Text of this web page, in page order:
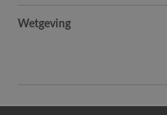
Wetgeving